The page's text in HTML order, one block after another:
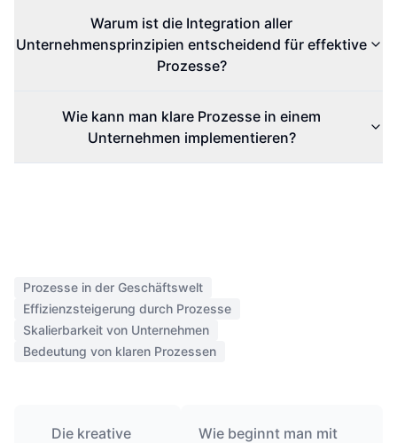
Warum ist die Integration aller
Unternehmensprinzipien entscheidend für effektive
Prozesse?
Wie kann man klare Prozesse in einem
Unternehmen implementieren?
Prozesse in der Geschäftswelt
Effizienzsteigerung durch Prozesse
Skalierbarkeit von Unternehmen
Bedeutung von klaren Prozessen
Die kreative
Wie beginnt man mit